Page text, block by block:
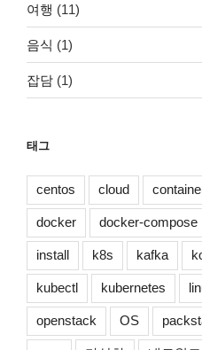
여행 (11)
음식 (1)
잡담 (1)
태그
centos cloud
docker docker-compose
install k8s kafka
kubectl kubernetes
openstack OS